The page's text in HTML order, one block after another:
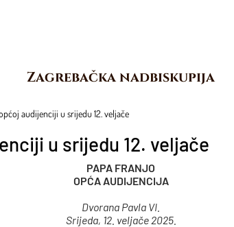
Zagrebačka nadbiskupija
audijenciji u srijedu 12. veljače
u srijedu 12. veljače
PAPA FRANJO
OPĆA AUDIJENCIJA
Dvorana Pavla VI.
Srijeda, 12. veljače 2025.